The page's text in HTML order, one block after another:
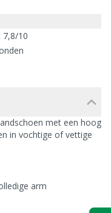
7,8/10
met een hoog
in vochtige of vettige
arm